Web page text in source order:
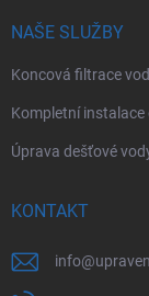
NAŠE SLUŽBY
Koncová filtrace
Kompletní instalace
Úprava dešťové
KONTAKT
info@